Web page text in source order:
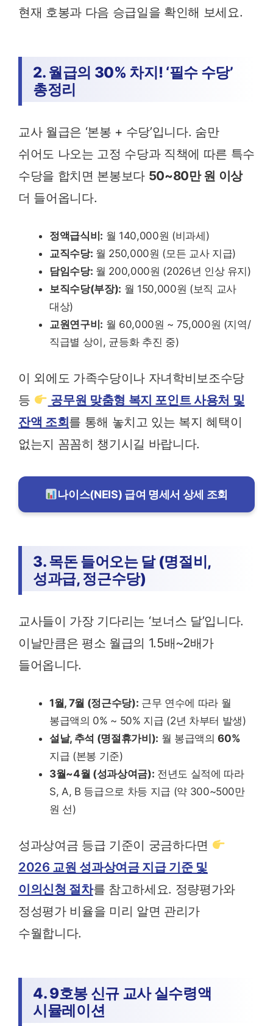
현재 호봉과 다음 승급일을 확인해 보세요.
2. 월급의 30% 차지! ‘필수 수당’
총정리
교사 월급은 ‘본봉 + 수당’입니다. 숨만
쉬어도 나오는 고정 수당과 직책에 따른 특수
수당을 합치면 본봉보다 50~80만 원 이상
더 들어옵니다.
정액급식비: 월 140,000원 (비과세)
교직수당: 월 250,000원 (모든 교사 지급)
담임수당: 월 200,000원 (2026년 인상 유지)
보직수당(부장): 월 150,000원 (보직 교사
대상)
교원연구비: 월 60,000원 ~ 75,000원 (지역/
직급별 상이, 균등화 추진 중)
이 외에도 가족수당이나 자녀학비보조수당
등
공무원 맞춤형 복지 포인트 사용처 및
잔액 조회를 통해 놓치고 있는 복지 혜택이
없는지 꼼꼼히 챙기시길 바랍니다.
나이스(NEIS) 급여 명세서 상세 조회
3. 목돈 들어오는 달 (명절비,
성과급, 정근수당)
교사들이 가장 기다리는 ‘보너스 달’입니다.
이날만큼은 평소 월급의 1.5배~2배가
들어옵니다.
1월, 7월 (정근수당): 근무 연수에 따라 월
봉급액의 0% ~ 50% 지급 (2년 차부터 발생)
설날, 추석 (명절휴가비): 월 봉급액의60%
지급 (본봉 기준)
3월~4월 (성과상여금): 전년도 실적에 따라
S, A, B 등급으로 차등 지급 (약 300~500만
원 선)
성과상여금 등급 기준이 궁금하다면
2026 교원 성과상여금 지급 기준 및
이의신청 절차를 참고하세요. 정량평가와
정성평가 비율을 미리 알면 관리가
수월합니다.
4. 9호봉 신규 교사 실수령액
시뮬레이션